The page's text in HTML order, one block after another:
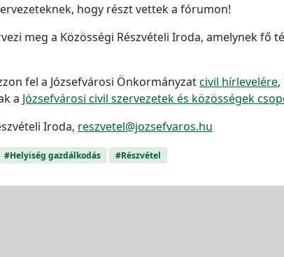
hogy részt vettek a fórumon!
meg a Közösségi Részvételi Iroda, amelynek fő
fel a Józsefvárosi Önkormányzatcivil hírlevelére
a Józsefvárosi civil szervezetek és közösségek
Iroda, reszvetel@jozsefvaros.hu
#Helyiség gazdálkodás #Részvétel